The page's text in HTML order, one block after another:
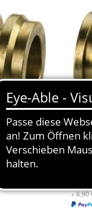
SUPER
SX
+ 6,90